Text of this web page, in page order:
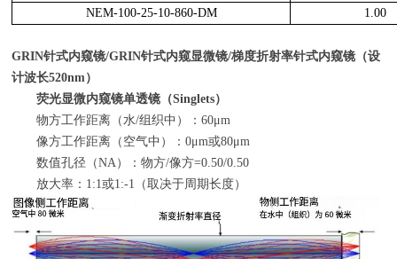
NEM-100-25-10-860-DM 1.00
GRIN针式内窥镜/GRIN针式内窥显微镜/梯度折射率针式内窥镜（设
计波长520nm）
荧光显微内窥镜单透镜（Singlets）
物方工作距离（水/组织中）：60μm
像方工作距离（空气中）：0μm或80μm
数值孔径（NA）：物方/像方=0.50/0.50
放大率：1:1或1:-1（取决于周期长度）